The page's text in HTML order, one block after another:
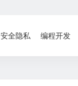
安全隐私 编程开发